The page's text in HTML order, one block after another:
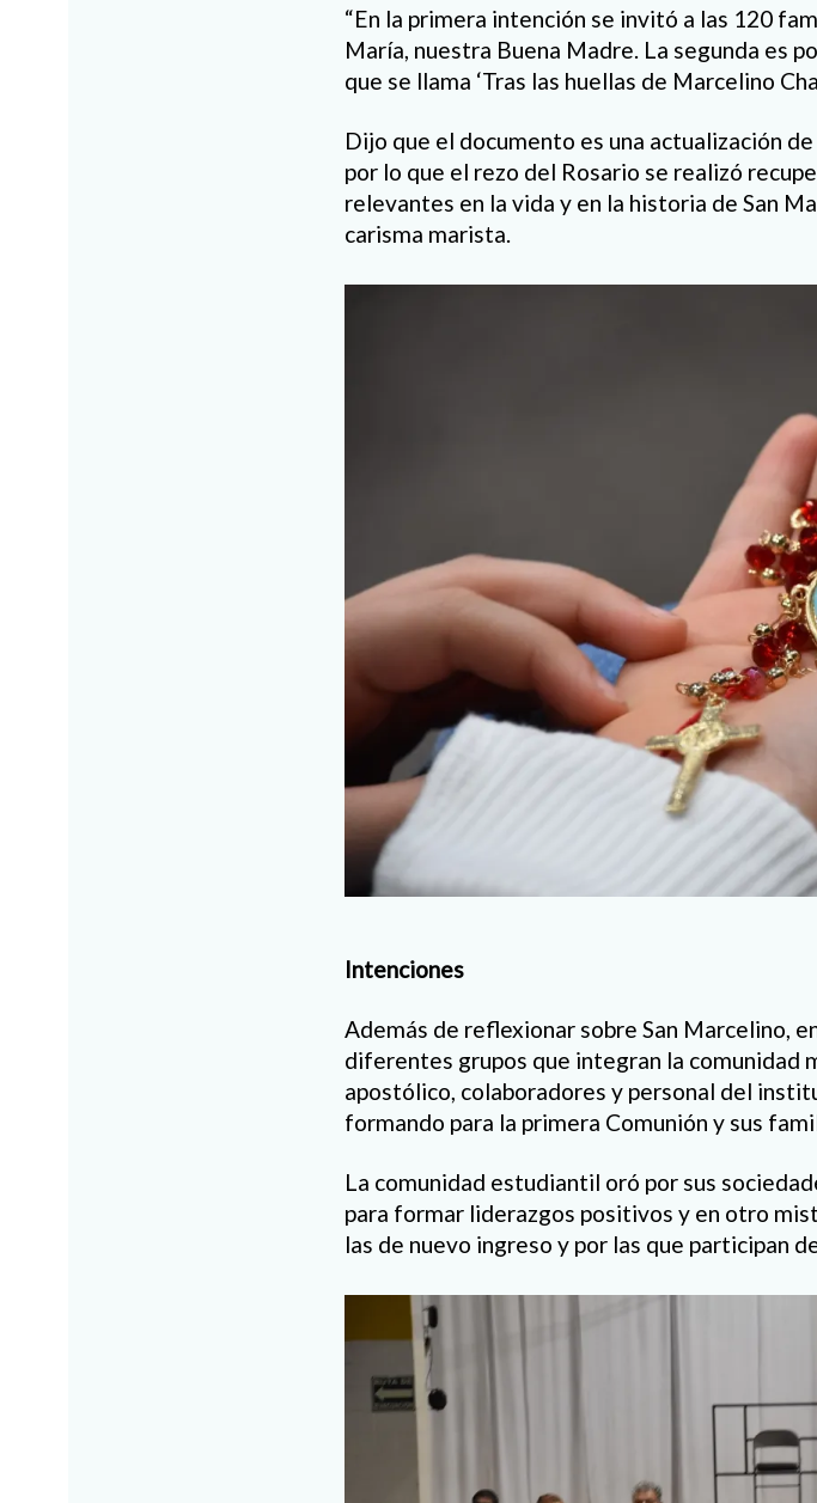
“En la primera intención se invitó a las 120
María, nuestra Buena Madre. La segunda es
que se llama ‘Tras las huellas de Marcelino
Dijo que el documento es una actualización
por lo que el rezo del Rosario se realizó
relevantes en la vida y en la historia de San
carisma marista.
Intenciones
Además de reflexionar sobre San Marcelino,
diferentes grupos que integran la comunidad
apostólico, colaboradores y personal del
formando para la primera Comunión y sus
La comunidad estudiantil oró por sus
para formar liderazgos positivos y en otro
las de nuevo ingreso y por las que participan